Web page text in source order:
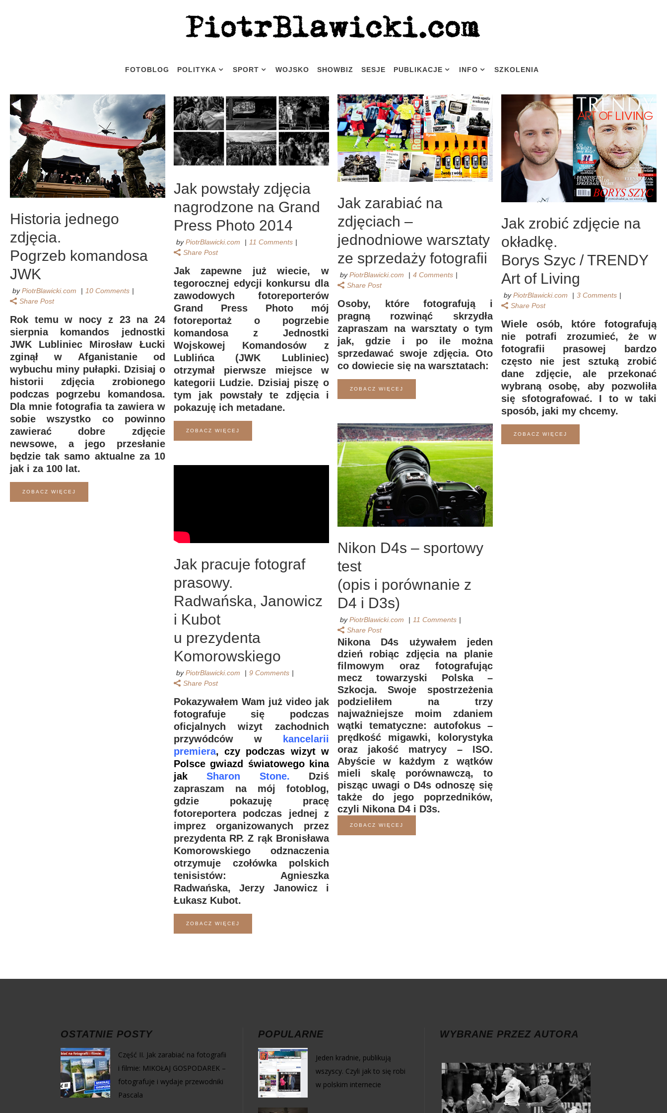
FOTOBLOG POLITYKA SPORT WOJSKO SHOWBIZ SESJE PUBLIKACJE INFO SZKOLENIA
Historia jednego
zdjęcia.
Pogrzeb komandosa
JWK
byPiotrBlawicki.com
10 Comments
Share Post
Rok temu w nocy z 23 na 24
sierpnia komandos jednostki
JWK Lubliniec Mirosław Łucki
zginął w Afganistanie od
wybuchu miny pułapki. Dzisiaj o
historii zdjęcia zrobionego
podczas pogrzebu komandosa.
Dla mnie fotografia ta zawiera w
sobie wszystko co powinno
zawierać dobre zdjęcie
newsowe, a jego przesłanie
będzie tak samo aktualne za 10
jak i za 100 lat.
ZOBACZ WIĘCEJ
Jak powstały zdjęcia
nagrodzone na Grand
Press Photo 2014
byPiotrBlawicki.com
11 Comments
Share Post
Jak zapewne już wiecie, w
tegorocznej edycji konkursu dla
zawodowych fotoreporterów
Grand Press Photo mój
fotoreportaż o pogrzebie
komandosa z Jednostki
Wojskowej Komandosów z
Lublińca (JWK Lubliniec)
otrzymał pierwsze miejsce w
kategorii Ludzie. Dzisiaj piszę o
tym jak powstały te zdjęcia i
pokazuję ich metadane.
ZOBACZ WIĘCEJ
Jak zarabiać na
zdjęciach –
jednodniowe warsztaty
ze sprzedaży fotografii
byPiotrBlawicki.com
4 Comments
Share Post
Osoby, które fotografują i
pragną rozwinąć skrzydła
zapraszam na warsztaty o tym
jak, gdzie i po ile można
sprzedawać swoje zdjęcia. Oto
co dowiecie się na warsztatach:
ZOBACZ WIĘCEJ
Jak zrobić zdjęcie na
okładkę.
Borys Szyc / TRENDY
Art of Living
byPiotrBlawicki.com
3 Comments
Share Post
Wiele osób, które fotografują
nie potrafi zrozumieć, że w
fotografii prasowej bardzo
często nie jest sztuką zrobić
dane zdjęcie, ale przekonać
wybraną osobę, aby pozwoliła
się sfotografować. I to w taki
sposób, jaki my chcemy.
ZOBACZ WIĘCEJ
Nikon D4s – sportowy
test
(opis i porównanie z
D4 i D3s)
byPiotrBlawicki.com
11 Comments
Share Post
Nikona D4s używałem jeden
dzień robiąc zdjęcia na planie
filmowym oraz fotografując
mecz towarzyski Polska –
Szkocja. Swoje spostrzeżenia
podzieliłem na trzy
najważniejsze moim zdaniem
wątki tematyczne: autofokus –
prędkość migawki, kolorystyka
oraz jakość matrycy – ISO.
Abyście w każdym z wątków
mieli skalę porównawczą, to
pisząc uwagi o D4s odnoszę się
także do jego poprzedników,
czyli Nikona D4 i D3s.
ZOBACZ WIĘCEJ
Jak pracuje fotograf
prasowy.
Radwańska, Janowicz
i Kubot
u prezydenta
Komorowskiego
byPiotrBlawicki.com
9 Comments
Share Post
Pokazywałem Wam już video jak
fotografuje się podczas
oficjalnych wizyt zachodnich
przywódców w
kancelarii
premiera, czy podczas wizyt w
Polsce gwiazd światowego kina
jakSharon Stone.
Dziś
zapraszam na mój fotoblog,
gdzie pokazuję pracę
fotoreportera podczas jednej z
imprez organizowanych przez
prezydenta RP. Z rąk Bronisława
Komorowskiego odznaczenia
otrzymuje czołówka polskich
tenisistów: Agnieszka
Radwańska, Jerzy Janowicz i
Łukasz Kubot.
ZOBACZ WIĘCEJ
OSTATNIE POSTY
Część II. Jak zarabiać na fotografii
i filmie: MIKOŁAJ GOSPODAREK –
fotografuje i wydaje przewodniki
Pascala
POPULARNE
Jeden kradnie, publikują
wszyscy. Czyli jak to się robi
w polskim internecie
WYBRANE PRZEZ AUTORA